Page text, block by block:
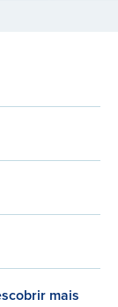
e Atuadas
mais